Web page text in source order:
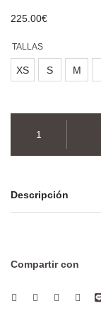
225.00€
TALLAS
XS S M
cantidad
Descripción
Compartir con